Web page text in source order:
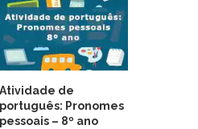
Atividade de
português: Pronomes
pessoais – 8º ano